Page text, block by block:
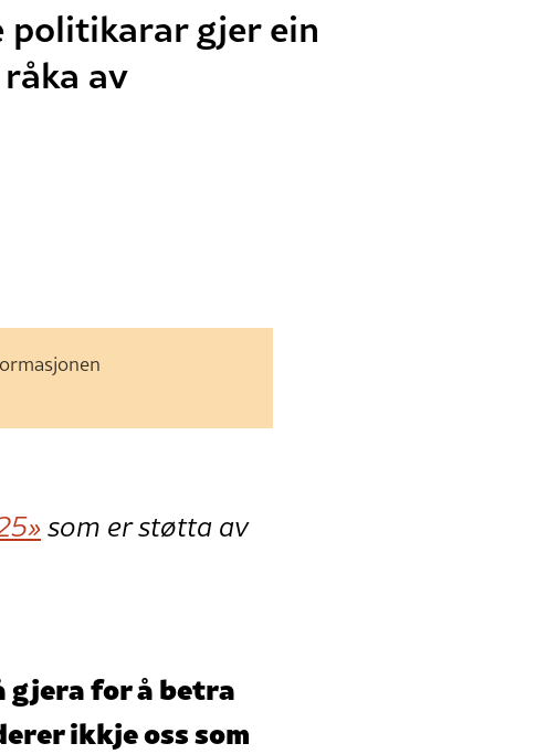
politikarar gjer ein
av
som er støtta av
gjera for å betra
ikkje oss som